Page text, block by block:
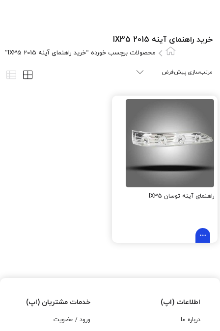
خرید راهنمای آینه IX35 2015
محصولات برچسب خورده “خرید راهنمای آینه IX35 2015”
راهنمای آینه توسان IX35
اطلاعات (اپ)
درباره ما
خدمات مشتریان (اپ)
ورود / عضویت